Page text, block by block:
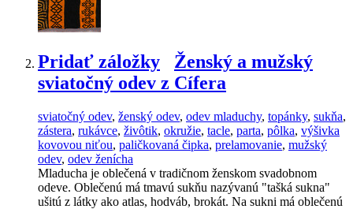
Pridať záložky
Ženský a mužský
sviatočný odev z Cífera
sviatočný odev, ženský odev, odev mladuchy, topánky, sukňa,
zástera, rukávce, živôtik, okružie, tacle, parta, pôlka, výšivka
kovovou niťou, paličkovaná čipka, prelamovanie, mužský
odev, odev ženícha
Mladucha je oblečená v tradičnom ženskom svadobnom
odeve. Oblečenú má tmavú sukňu nazývanú "tašká sukna"
ušitú z látky ako atlas, hodváb, brokát. Na sukni má oblečenú